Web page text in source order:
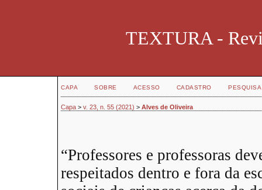
TEXTURA -
CAPA SOBRE ACESSO CADASTRO PESQUISA
Capa > v. 23, n. 55 (2021) > Alves de Oliveira
“Professores e professoras
respeitados dentro e fora da